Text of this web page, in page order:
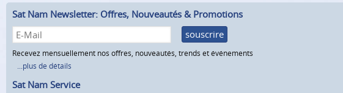
Sat Nam Newsletter: Offres, Nouveautés & Promotions
souscrire
Recevez mensuellement nos offres, nouveautés, trends et événements
...plus de détails
Sat Nam Service